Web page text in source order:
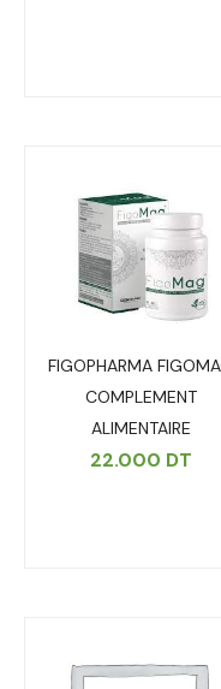
FIGOPHARMA
COMPLEMENT
ALIMENTAIRE
22.000 DT